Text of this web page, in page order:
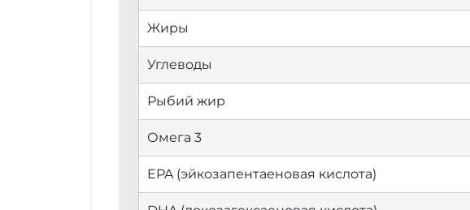
Жиры
Углеводы
Рыбий жир
Омега 3
EPA (эйкозапентаеновая кислота)